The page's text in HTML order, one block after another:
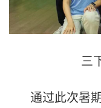
三
通过此次暑期